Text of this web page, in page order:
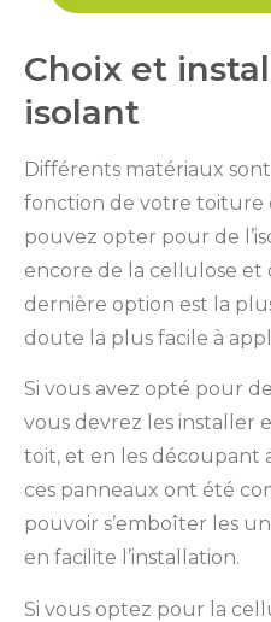
Choix et
isolant
Différents matériaux
fonction de votre toiture
pouvez opter pour de
encore de la cellulose et
dernière option est la
doute la plus facile à
Si vous avez opté pour
vous devrez les installer
toit, et en les découpant
ces panneaux ont été
pouvoir s’emboîter les
en facilite l’installation.
Si vous optez pour la